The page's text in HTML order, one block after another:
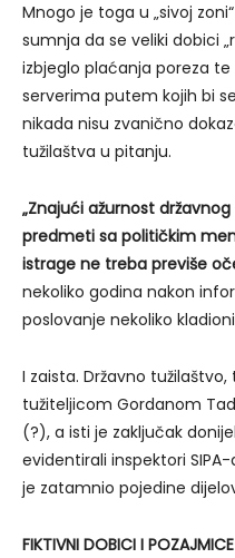
Mnogo je toga u „sivoj
sumnja da se veliki dobici
izbjeglo plaćanja poreza
serverima putem kojih bi
nikada nisu zvanično
tužilaštva u pitanju.
„Znajući ažurnost
predmeti sa političkim
istrage ne treba previše
nekoliko godina nakon
poslovanje nekoliko
I zaista. Državno
tužiteljicom Gordanom
(?), a isti je zaključak
evidentirali inspektori
je zatamnio pojedine
FIKTIVNI DOBICI I POZAJMICE